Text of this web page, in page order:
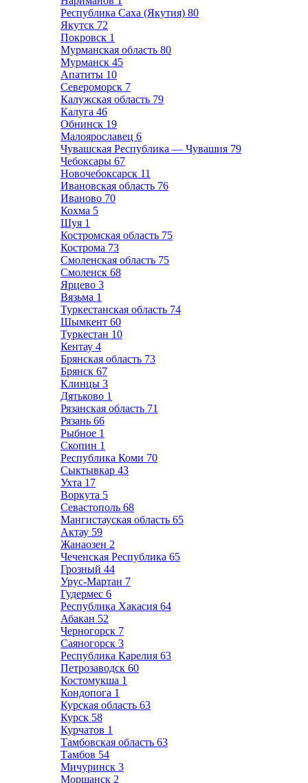
Республика Саха (Якутия) 80
Якутск 72
Покровск 1
Мурманская область 80
Мурманск 45
Апатиты 10
Североморск 7
Калужская область 79
Калуга 46
Обнинск 19
Малоярославец 6
Чувашская Республика — Чувашия 79
Чебоксары 67
Новочебоксарск 11
Ивановская область 76
Иваново 70
Кохма 5
Шуя 1
Костромская область 75
Кострома 73
Смоленская область 75
Смоленск 68
Ярцево 3
Вязьма 1
Туркестанская область 74
Шымкент 60
Туркестан 10
Кентау 4
Брянская область 73
Брянск 67
Клинцы 3
Дятьково 1
Рязанская область 71
Рязань 66
Рыбное 1
Скопин 1
Республика Коми 70
Сыктывкар 43
Ухта 17
Воркута 5
Севастополь 68
Мангистауская область 65
Актау 59
Жанаозен 2
Чеченская Республика 65
Грозный 44
Урус-Мартан 7
Гудермес 6
Республика Хакасия 64
Абакан 52
Черногорск 7
Саяногорск 3
Республика Карелия 63
Петрозаводск 60
Костомукша 1
Кондопога 1
Курская область 63
Курск 58
Курчатов 1
Тамбовская область 63
Тамбов 54
Мичуринск 3
Моршанск 2